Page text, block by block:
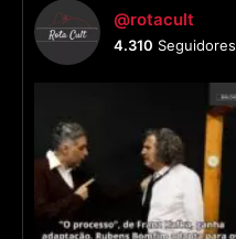
@rotacult
4.310 Seguidores